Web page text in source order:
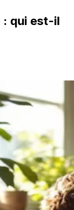
: qui est-il